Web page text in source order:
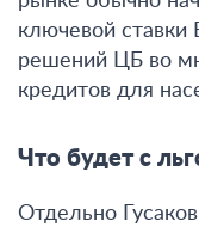
ключевой ставки
решений ЦБ во
кредитов для
Что будет с
Отдельно